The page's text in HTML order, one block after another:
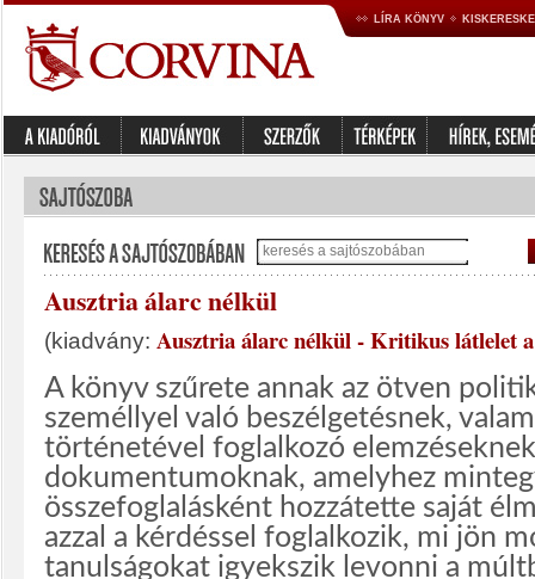
LÍRA KÖNYV
Ausztria álarc nélkül
(kiadvány: Ausztria álarc nélkül - Kritikus látlelet
A könyv szűrete annak az ötven
személlyel való beszélgetésnek,
történetével foglalkozó
dokumentumoknak, amelyhez
összefoglalásként hozzátette saját
azzal a kérdéssel foglalkozik, mi jön
tanulságokat igyekszik levonni a